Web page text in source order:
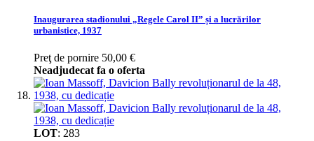
Inaugurarea stadionului „Regele Carol II” și a lucrărilor
urbanistice, 1937
Preţ de pornire 50,00 €
Neadjudecat fa o oferta
LOT: 283